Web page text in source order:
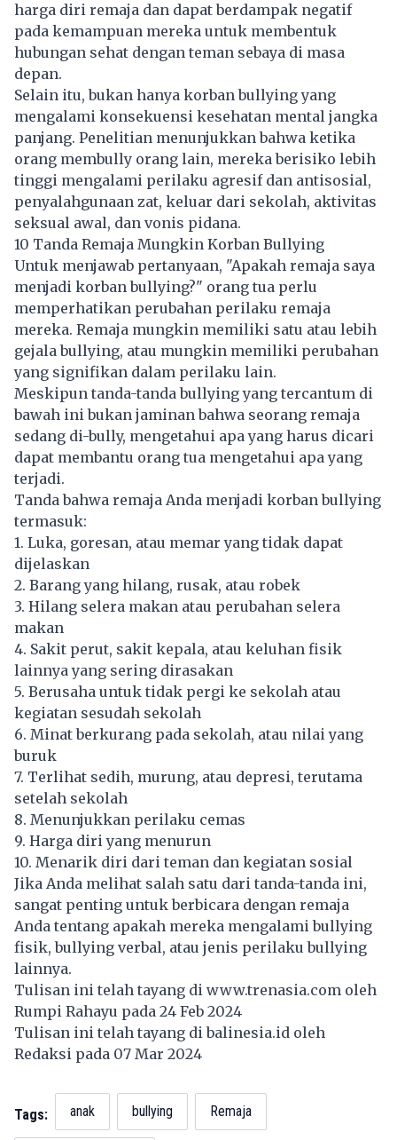
harga diri remaja dan dapat berdampak negatif
pada kemampuan mereka untuk membentuk
hubungan sehat dengan teman sebaya di masa
depan.
Selain itu, bukan hanya korban bullying yang
mengalami konsekuensi kesehatan mental jangka
panjang. Penelitian menunjukkan bahwa ketika
orang membully orang lain, mereka berisiko lebih
tinggi mengalami perilaku agresif dan antisosial,
penyalahgunaan zat, keluar dari sekolah, aktivitas
seksual awal, dan vonis pidana.
10 Tanda Remaja Mungkin Korban Bullying
Untuk menjawab pertanyaan, "Apakah remaja saya
menjadi korban bullying?" orang tua perlu
memperhatikan perubahan perilaku remaja
mereka. Remaja mungkin memiliki satu atau lebih
gejala bullying, atau mungkin memiliki perubahan
yang signifikan dalam perilaku lain.
Meskipun tanda-tanda bullying yang tercantum di
bawah ini bukan jaminan bahwa seorang remaja
sedang di-bully, mengetahui apa yang harus dicari
dapat membantu orang tua mengetahui apa yang
terjadi.
Tanda bahwa remaja Anda menjadi korban bullying
termasuk:
1. Luka, goresan, atau memar yang tidak dapat
dijelaskan
2. Barang yang hilang, rusak, atau robek
3. Hilang selera makan atau perubahan selera
makan
4. Sakit perut, sakit kepala, atau keluhan fisik
lainnya yang sering dirasakan
5. Berusaha untuk tidak pergi ke sekolah atau
kegiatan sesudah sekolah
6. Minat berkurang pada sekolah, atau nilai yang
buruk
7. Terlihat sedih, murung, atau depresi, terutama
setelah sekolah
8. Menunjukkan perilaku cemas
9. Harga diri yang menurun
10. Menarik diri dari teman dan kegiatan sosial
Jika Anda melihat salah satu dari tanda-tanda ini,
sangat penting untuk berbicara dengan remaja
Anda tentang apakah mereka mengalami bullying
fisik, bullying verbal, atau jenis perilaku bullying
lainnya.
Tulisan ini telah tayang di www.trenasia.com oleh
Rumpi Rahayu pada 24 Feb 2024
Tulisan ini telah tayang dibalinesia.id oleh
Redaksi pada 07 Mar 2024
Tags: anak bullying Remaja